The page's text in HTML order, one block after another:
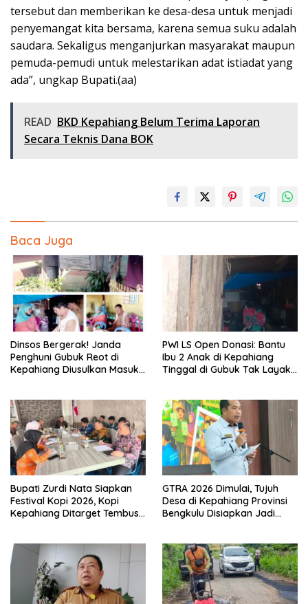
tersebut dan memberikan ke desa-desa untuk menjadi
penyemangat kita bersama, karena semua suku adalah
saudara. Sekaligus menganjurkan masyarakat maupun
pemuda-pemudi untuk melestarikan adat istiadat yang
ada”, ungkap Bupati.(aa)
READ BKD Kepahiang Belum Terima Laporan
Secara Teknis Dana BOK
Baca Juga
Dinsos Bergerak! Janda
Penghuni Gubuk Reot di
Kepahiang Diusulkan Masuk
PWI LS Open Donasi: Bantu
Ibu 2 Anak di Kepahiang
Tinggal di Gubuk Tak Layak
Bupati Zurdi Nata Siapkan
Festival Kopi 2026, Kopi
Kepahiang Ditarget Tembus
GTRA 2026 Dimulai, Tujuh
Desa di Kepahiang Provinsi
Bengkulu Disiapkan Jadi